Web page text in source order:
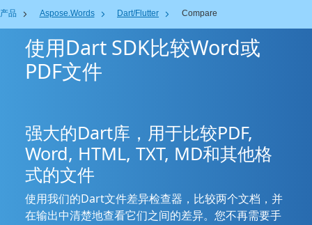
产品 Aspose.Words Dart/Flutter Compare
使用Dart SDK比较Word或
PDF文件
强大的Dart库，用于比较PDF,
Word, HTML, TXT, MD和其他格
式的文件
使用我们的Dart文件差异检查器，比较两个文档，并
在输出中清楚地查看它们之间的差异。您不再需要手